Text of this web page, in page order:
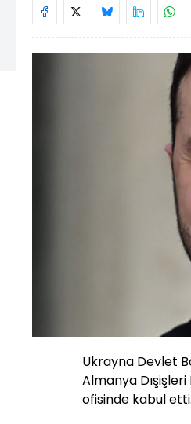
Ukrayna Devlet
Almanya
ofisinde kabul etti.